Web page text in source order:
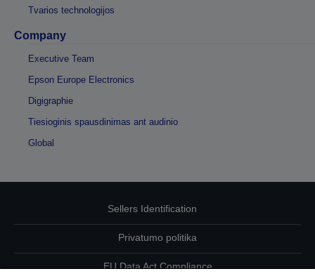
Tvarios technologijos
Company
Executive Team
Epson Europe Electronics
Digigraphie
Tiesioginis spausdinimas ant audinio
Global
Sellers Identification
Privatumo politika
EU Data Act Compliance